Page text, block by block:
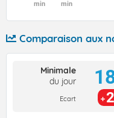
min
min
Comparaison aux
Minimale
du jour
Ecart